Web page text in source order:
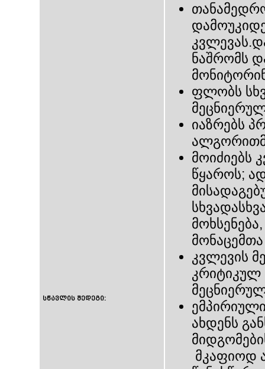
სწავლის შედეგი:
ნაშრომს
ფლობს
იაზრებს
მოიძიებს
წყაროს;
მონაცემთა
კვლევის
კრიტიკულ
ახდენს
მკაფიოდ